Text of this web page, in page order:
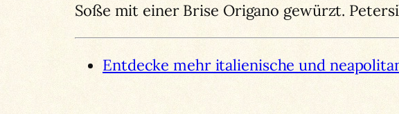
Soße mit einer Brise Origano gewürzt.
Entdecke mehr italienische und